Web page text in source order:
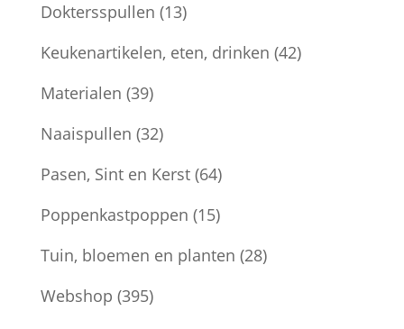
Doktersspullen (13)
Keukenartikelen, eten, drinken (42)
Materialen (39)
Naaispullen (32)
Pasen, Sint en Kerst (64)
Poppenkastpoppen (15)
Tuin, bloemen en planten (28)
Webshop (395)